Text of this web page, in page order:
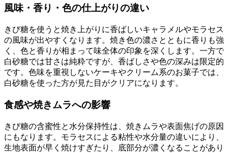
風味・香り・色の仕上がりの違い
きび糖を使うと焼き上がりに香ばしいキャラメルやモラセス
の風味が出やすくなります。焼き色の濃さとともに香りも強
く、色と香りが相まって味全体の印象を深くします。一方で
白砂糖では甘さは純粋ですが、香ばしさや色の深みは限定的
です。色味を重視しないケーキやクリーム系のお菓子では、
白砂糖を使った方が見た目がクリアになります。
食感や焼きムラへの影響
きび糖の含蜜性と水分保持性は、焼きムラや表面焦げの原因
にもなります。モラセスによる粘性や水分量の違いにより、
生地表面が早く焼けすぎたり、底部分が濃くなることがあり